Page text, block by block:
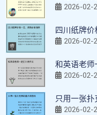
2026-02-
四川纸牌
2026-02-
和英语老师
2026-02-
只用一张
2026-02-